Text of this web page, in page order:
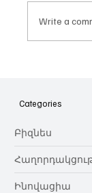
Write a
Categories
Բիզնես
Ինովացիա